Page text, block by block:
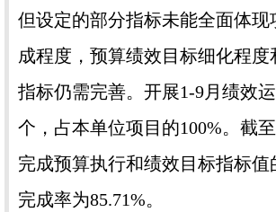
但设定的部分指标未能全面体现
成程度，预算绩效目标细化程度
指标仍需完善。开展1-9月绩效
个，占本单位项目的100%。截
完成预算执行和绩效目标指标值
完成率为85.71%。